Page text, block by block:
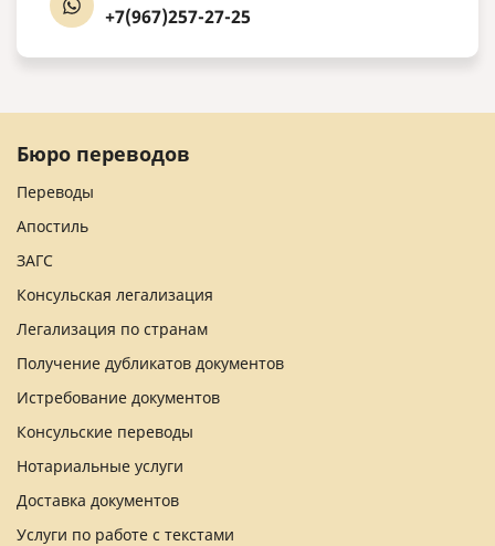
+7(967)257-27-25
Бюро переводов
Переводы
Апостиль
ЗАГС
Консульская легализация
Легализация по странам
Получение дубликатов документов
Истребование документов
Консульские переводы
Нотариальные услуги
Доставка документов
Услуги по работе с текстами